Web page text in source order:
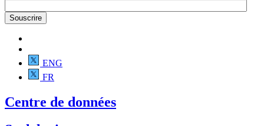
ENG
FR
Centre de données